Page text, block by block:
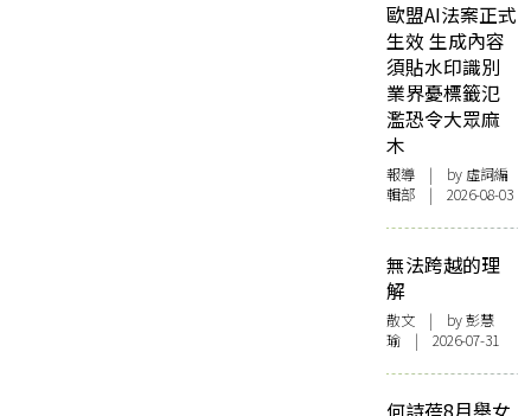
歐盟AI法案正式
生效 生成內容
須貼水印識別
業界憂標籤氾
濫恐令大眾麻
木
報導 | by 虛詞編
輯部 | 2026-08-03
無法跨越的理
解
散文 | by 彭慧
瑜 | 2026-07-31